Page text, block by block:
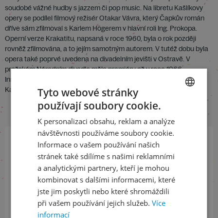
soudobé vážné hudby s jazzem či pop music. Na libretu Kašlíkovy
opery se podílel filmový režisér Otakar Vávra, který Čapkův román
dříve sám zfilmoval s Karlem Högerem v hlavní roli Ing. Prokopa.
Operní verze Krakatitu, napsaná v roce 1960, byla o rok později
rovněž zfilmována, a to jejím samotným autorem. V tutéž dobu byla
opera také poprvé uvedena na divadelním jevišti v Ostravě. V
pražském Národním divadle měla premiéru až v roce 1966.
Inscenaci uvedeme u příležítosti 100. výročí narození Václava
Kašlíka.
Přihlaste se k našemu newsletteru
a buďte jako první v obraze
ODEBÍRAT NEWSLETTER
ENGLISH
Tyto webové stránky
používají soubory cookie.
K personalizaci obsahu, reklam a analýze
návštěvnosti používáme soubory cookie.
Informace o vašem používání našich
stránek také sdílíme s našimi reklamními
a analytickými partnery, kteří je mohou
kombinovat s dalšími informacemi, které
jste jim poskytli nebo které shromáždili
při vašem používání jejich služeb. Více
informací